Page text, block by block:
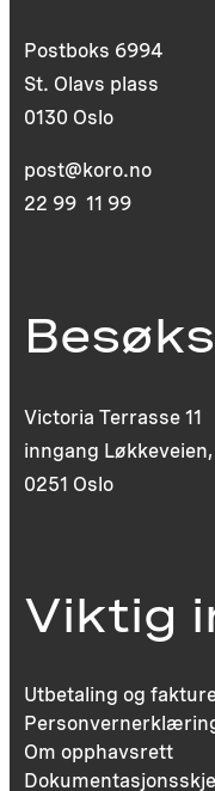
Postboks 6994
St. Olavs plass
0130 Oslo
post@koro.no
22 99 11 99
Victoria Terrasse 11
inngang Løkkeveien,
0251 Oslo
Viktig
Utbetaling og
Om opphavsrett